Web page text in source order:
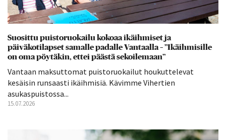
Suosittu puistoruokailu kokoaa ikäihmiset ja
päiväkotilapset samalle padalle Vantaalla – ”Ikäihmisille
on oma pöytäkin, ettei päästä sekoilemaan”
Vantaan maksuttomat puistoruokailut houkuttelevat
kesäisin runsaasti ikäihmisiä. Kävimme Vihertien
asukaspuistossa...
15.07.2026